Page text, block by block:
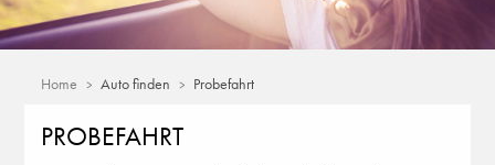
Home Auto finden Probefahrt
PROBEFAHRT